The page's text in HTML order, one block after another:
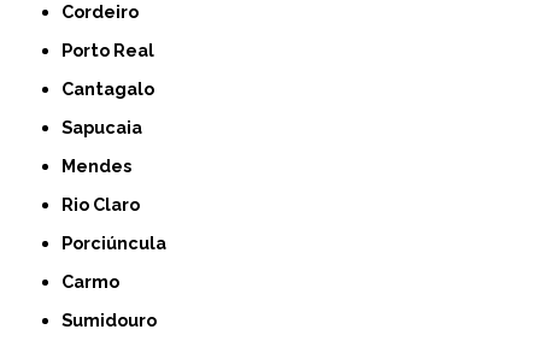
Cordeiro
Porto Real
Cantagalo
Sapucaia
Mendes
Rio Claro
Porciúncula
Carmo
Sumidouro